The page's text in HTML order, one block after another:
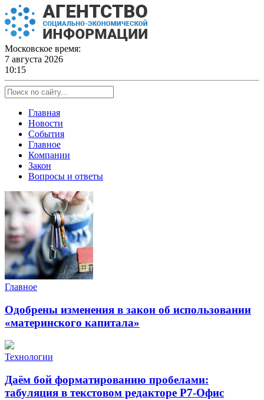
Skip
to
content
Московское время:
7 августа 2026
10:15
Главная
Новости
События
Главное
Компании
Закон
Вопросы и ответы
Главное
Одобрены изменения в закон об использовании
«материнского капитала»
Технологии
Даём бой форматированию пробелами:
табуляция в текстовом редакторе Р7-Офис